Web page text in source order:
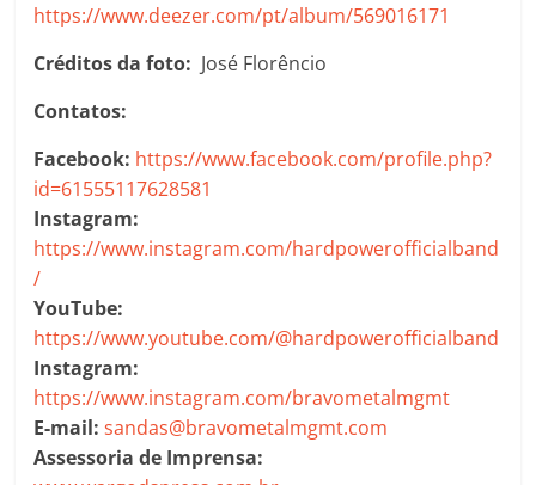
https://www.deezer.com/pt/album/569016171
Créditos da foto: José Florêncio
Contatos:
Facebook: https://www.facebook.com/profile.php?
id=61555117628581
Instagram:
https://www.instagram.com/hardpowerofficialband
/
YouTube:
https://www.youtube.com/@hardpowerofficialband
Instagram:
https://www.instagram.com/bravometalmgmt
E-mail:sandas@bravometalmgmt.com
Assessoria de Imprensa: